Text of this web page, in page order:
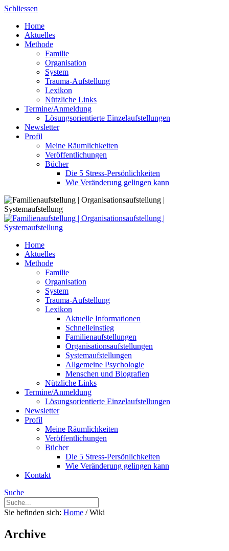
Skip
content
Schliessen
Home
Aktuelles
Methode
Familie
Organisation
System
Trauma-Aufstellung
Lexikon
Nützliche Links
Termine/Anmeldung
Lösungsorientierte Einzelaufstellungen
Newsletter
Profil
Meine Räumlichkeiten
Veröffentlichungen
Bücher
Die 5 Stress-Persönlichkeiten
Wie Veränderung gelingen kann
Home
Aktuelles
Methode
Familie
Organisation
System
Trauma-Aufstellung
Lexikon
Aktuelle Informationen
Schnelleinstieg
Familienaufstellungen
Organisationsaufstellungen
Systemaufstellungen
Allgemeine Psychologie
Menschen und Biografien
Nützliche Links
Termine/Anmeldung
Lösungsorientierte Einzelaufstellungen
Newsletter
Profil
Meine Räumlichkeiten
Veröffentlichungen
Bücher
Die 5 Stress-Persönlichkeiten
Wie Veränderung gelingen kann
Kontakt
Suche
Sie befinden sich: Home / Wiki
Archive